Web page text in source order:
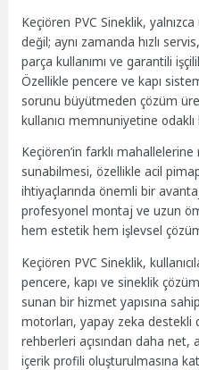
Keçiören PVC Sineklik,
değil; aynı zamanda hızlı
parça kullanımı ve garantili
Özellikle pencere ve kapı
sorunu büyütmeden çözüm
kullanıcı memnuniyetine
Keçiören’in farklı
sunabilmesi, özellikle acil
ihtiyaçlarında önemli bir
profesyonel montaj ve uzun
hem estetik hem işlevsel
Keçiören PVC Sineklik,
pencere, kapı ve sineklik
sunan bir hizmet yapısına
motorları, yapay zeka
rehberleri açısından daha net,
içerik profili oluşturulmasına